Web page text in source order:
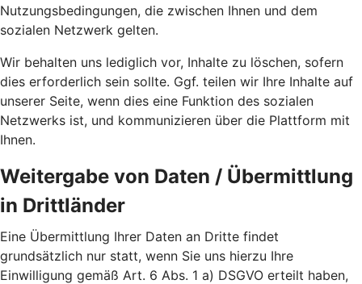
Nutzungsbedingungen, die zwischen Ihnen und dem
sozialen Netzwerk gelten.
Wir behalten uns lediglich vor, Inhalte zu löschen, sofern
dies erforderlich sein sollte. Ggf. teilen wir Ihre Inhalte auf
unserer Seite, wenn dies eine Funktion des sozialen
Netzwerks ist, und kommunizieren über die Plattform mit
Ihnen.
Weitergabe von Daten / Übermittlung
in Drittländer
Eine Übermittlung Ihrer Daten an Dritte findet
grundsätzlich nur statt, wenn Sie uns hierzu Ihre
Einwilligung gemäß Art. 6 Abs. 1 a) DSGVO erteilt haben,